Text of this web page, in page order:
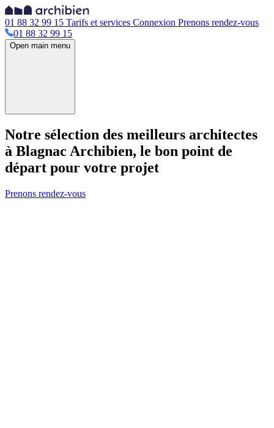
01 88 32 99 15 Tarifs et services Connexion Prenons rendez-vous
01 88 32 99 15
Open main menu
Notre sélection des meilleurs architectes
à Blagnac Archibien, le bon point de
départ pour votre projet
Prenons rendez-vous